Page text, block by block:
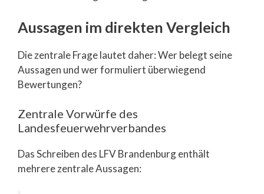
Aussagen im direkten Vergleich
Die zentrale Frage lautet daher: Wer belegt seine
Aussagen und wer formuliert überwiegend
Bewertungen?
Zentrale Vorwürfe des
Landesfeuerwehrverbandes
Das Schreiben des LFV Brandenburg enthält
mehrere zentrale Aussagen: